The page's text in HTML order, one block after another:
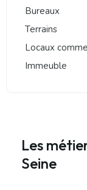
Bureaux
Terrains
Locaux
Immeuble
Les
Seine